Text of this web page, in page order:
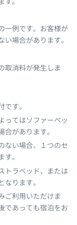
一例です。お客様が
場合があります。
取消料が発生しま
す。
ってはソファーベッ
合があります。
ない場合、１つのセ
す。
トラベッド、または
ります。
ご利用いただけま
であっても宿泊をお